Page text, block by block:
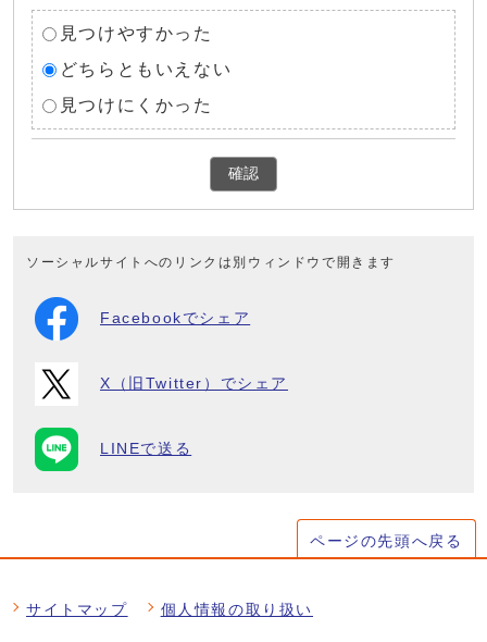
見つけやすかった
どちらともいえない
見つけにくかった
確認
ソーシャルサイトへのリンクは別ウィンドウで開きます
Facebookでシェア
X（旧Twitter）でシェア
LINEで送る
ページの先頭へ戻る
サイトマップ 個人情報の取り扱い